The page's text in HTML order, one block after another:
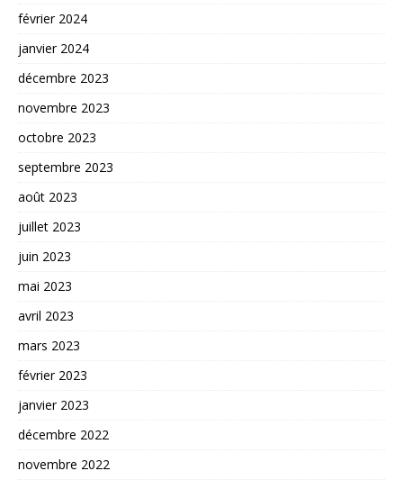
février 2024
janvier 2024
décembre 2023
novembre 2023
octobre 2023
septembre 2023
août 2023
juillet 2023
juin 2023
mai 2023
avril 2023
mars 2023
février 2023
janvier 2023
décembre 2022
novembre 2022